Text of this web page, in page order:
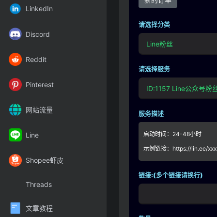
LinkedIn
Discord
Reddit
Pinterest
网站流量
Line
Shopee虾皮
Threads
文章教程
请选择分类
请选择服务
服务描述
启动时间：24-48小时
示例链接：https://lin.ee/
链接:(多个链接请换行)